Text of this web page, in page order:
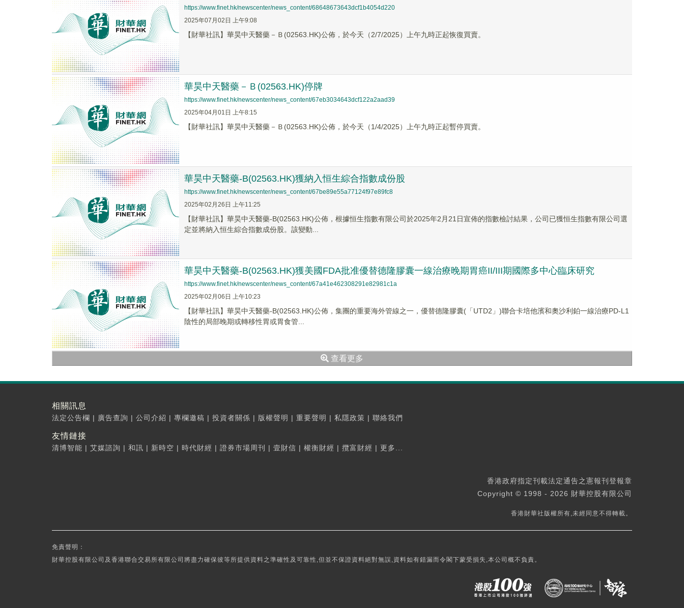
https://www.finet.hk/newscenter/news_content/68648673643dcf1b4054d220
2025年07月02日 上午9:08
【財華社訊】華昊中天醫藥－Ｂ(02563.HK)公佈，於今天（2/7/2025）上午九時正起恢復買賣。
華昊中天醫藥－Ｂ(02563.HK)停牌
https://www.finet.hk/newscenter/news_content/67eb3034643dcf122a2aad39
2025年04月01日 上午8:15
【財華社訊】華昊中天醫藥－Ｂ(02563.HK)公佈，於今天（1/4/2025）上午九時正起暫停買賣。
華昊中天醫藥-B(02563.HK)獲納入恒生綜合指數成份股
https://www.finet.hk/newscenter/news_content/67be89e55a77124f97e89fc8
2025年02月26日 上午11:25
【財華社訊】華昊中天醫藥-B(02563.HK)公佈，根據恒生指數有限公司於2025年2月21日宣佈的指數檢討結果，公司已獲恒生指數有限公司選
定並將納入恒生綜合指數成份股。該變動...
華昊中天醫藥-B(02563.HK)獲美國FDA批准優替德隆膠囊一線治療晚期胃癌II/III期國際多中心臨床研究
https://www.finet.hk/newscenter/news_content/67a41e462308291e82981c1a
2025年02月06日 上午10:23
【財華社訊】華昊中天醫藥-B(02563.HK)公佈，集團的重要海外管線之一，優替德隆膠囊(「UTD2」)聯合卡培他濱和奧沙利鉑一線治療PD-L1
陰性的局部晚期或轉移性胃或胃食管...
查看更多
相關訊息
法定公告欄 | 廣告查詢 | 公司介紹 | 專欄邀稿 | 投資者關係 | 版權聲明 | 重要聲明 | 私隱政策 | 聯絡我們
友情鏈接
清博智能 | 艾媒諮詢 | 和訊 | 新時空 | 時代財經 | 證券市場周刊 | 壹財信 | 權衡財經 | 攬富財經 | 更多...
香港政府指定刊載法定通告之憲報刊登報章
Copyright © 1998 - 2026 財華控股有限公司
香港財華社版權所有,未經同意不得轉載。
免責聲明：
財華控股有限公司及香港聯合交易所有限公司將盡力確保彼等所提供資料之準確性及可靠性,但並不保證資料絕對無誤,資料如有錯漏而令閣下蒙受損失,本公司概不負責。